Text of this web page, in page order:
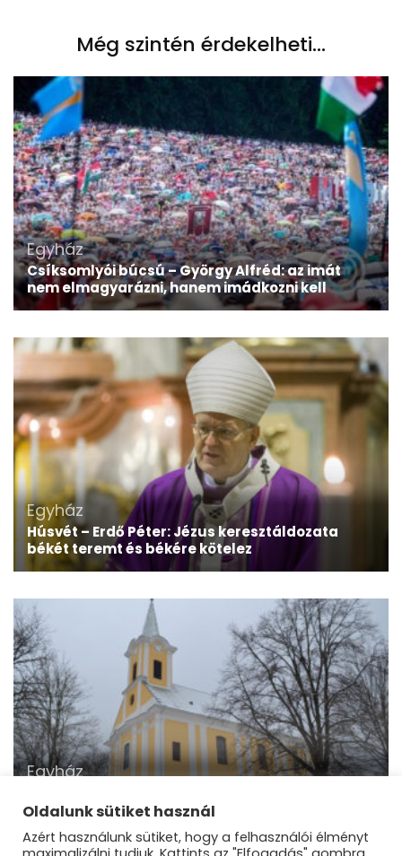
Még szintén érdekelheti...
Egyház
Csíksomlyói búcsú – György Alfréd: az imát
nem elmagyarázni, hanem imádkozni kell
Egyház
Húsvét – Erdő Péter: Jézus keresztáldozata
békét teremt és békére kötelez
Egyház
templomot
Oldalunk sütiket használ
Azért használunk sütiket, hogy a felhasználói élményt